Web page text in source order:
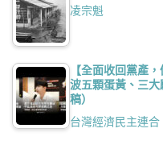
凌宗魁
【全面收回黨產
波五顆蛋黃、三
稿）
台灣經濟民主連合